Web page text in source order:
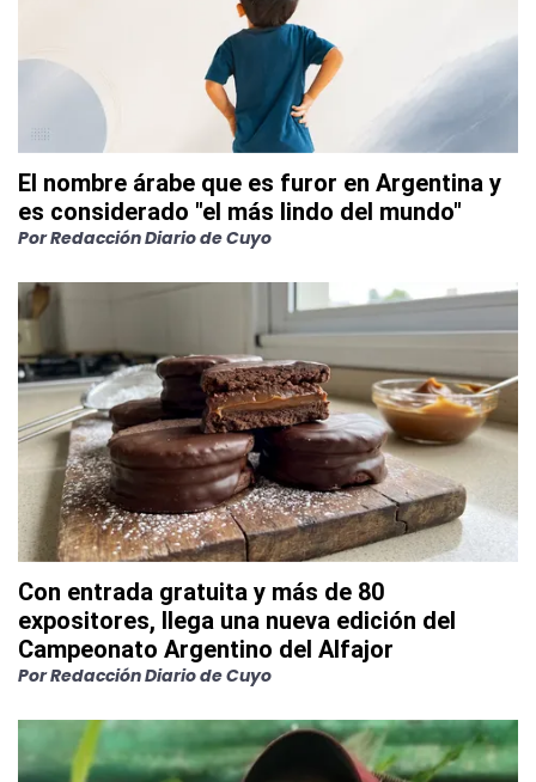
El nombre árabe que es furor en Argentina y
es considerado "el más lindo del mundo"
PorRedacción Diario de Cuyo
Con entrada gratuita y más de 80
expositores, llega una nueva edición del
Campeonato Argentino del Alfajor
PorRedacción Diario de Cuyo